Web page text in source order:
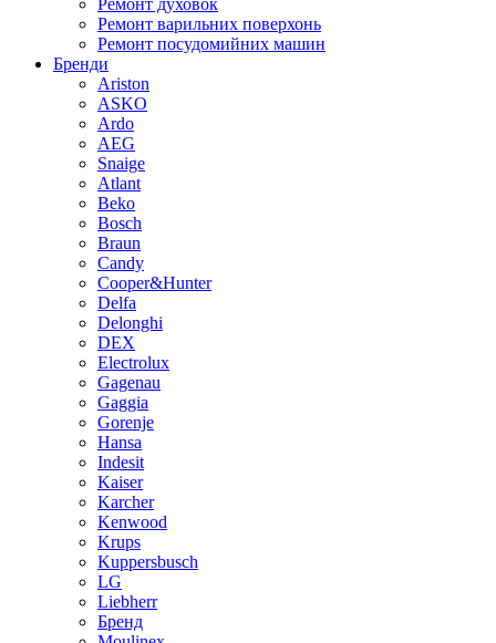
Ремонт духовок
Ремонт варильних поверхонь
Ремонт посудомийних машин
Бренди
Ariston
ASKO
Ardo
AEG
Snaige
Atlant
Beko
Bosch
Braun
Candy
Cooper&Hunter
Delfa
Delonghi
DEX
Electrolux
Gagenau
Gaggia
Gorenje
Hansa
Indesit
Kaiser
Karcher
Kenwood
Krups
Kuppersbusch
LG
Liebherr
Бренд